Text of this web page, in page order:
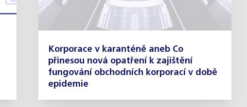
Korporace v karanténě aneb Co
přinesou nová opatření k zajištění
fungování obchodních korporací v době
epidemie